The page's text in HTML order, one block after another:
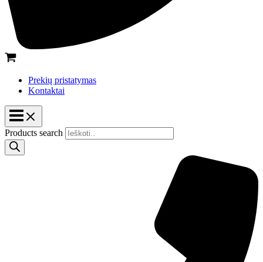
Prekių pristatymas
Kontaktai
Products search